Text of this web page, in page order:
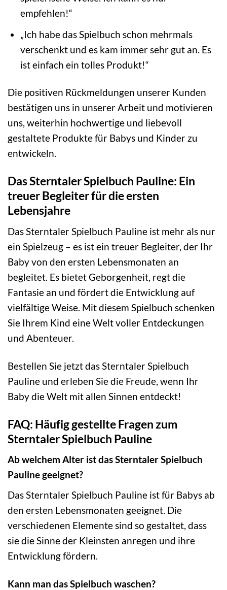
empfehlen!“
„Ich habe das Spielbuch schon mehrmals
verschenkt und es kam immer sehr gut an. Es
ist einfach ein tolles Produkt!“
Die positiven Rückmeldungen unserer Kunden
bestätigen uns in unserer Arbeit und motivieren
uns, weiterhin hochwertige und liebevoll
gestaltete Produkte für Babys und Kinder zu
entwickeln.
Das Sterntaler Spielbuch Pauline: Ein
treuer Begleiter für die ersten
Lebensjahre
Das Sterntaler Spielbuch Pauline ist mehr als nur
ein Spielzeug – es ist ein treuer Begleiter, der Ihr
Baby von den ersten Lebensmonaten an
begleitet. Es bietet Geborgenheit, regt die
Fantasie an und fördert die Entwicklung auf
vielfältige Weise. Mit diesem Spielbuch schenken
Sie Ihrem Kind eine Welt voller Entdeckungen
und Abenteuer.
Bestellen Sie jetzt das Sterntaler Spielbuch
Pauline und erleben Sie die Freude, wenn Ihr
Baby die Welt mit allen Sinnen entdeckt!
FAQ: Häufig gestellte Fragen zum
Sterntaler Spielbuch Pauline
Ab welchem Alter ist das Sterntaler Spielbuch
Pauline geeignet?
Das Sterntaler Spielbuch Pauline ist für Babys ab
den ersten Lebensmonaten geeignet. Die
verschiedenen Elemente sind so gestaltet, dass
sie die Sinne der Kleinsten anregen und ihre
Entwicklung fördern.
Kann man das Spielbuch waschen?